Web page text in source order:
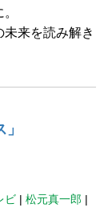
来を読み解き
ビ | 松元真一郎 |